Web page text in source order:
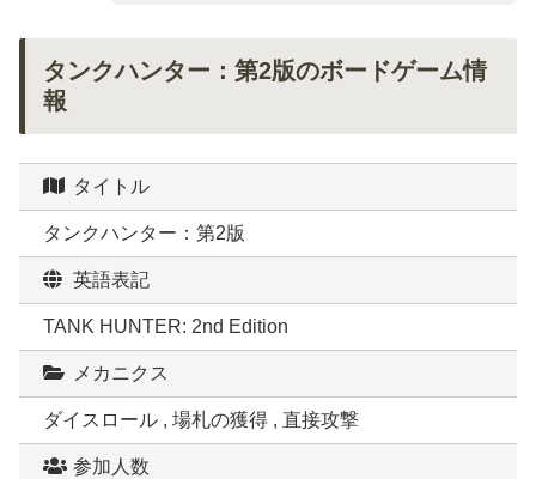
タンクハンター：第2版のボードゲーム情
報
タイトル
タンクハンター：第2版
英語表記
TANK HUNTER: 2nd Edition
メカニクス
ダイスロール , 場札の獲得 , 直接攻撃
参加人数